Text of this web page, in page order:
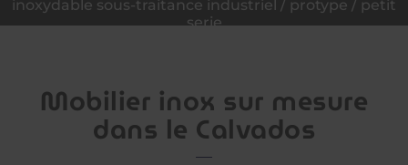
inoxydable sous-traitance industriel / protype / petit
serie
Mobilier inox sur mesure
dans le Calvados